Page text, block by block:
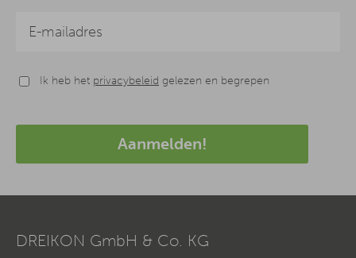
Ik heb het privacybeleid gelezen en begrepen
Aanmelden!
DREIKON GmbH & Co. KG